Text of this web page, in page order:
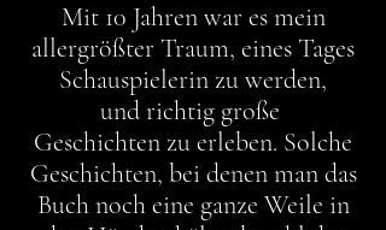
Mit 10 Jahren wares mein
allergrößter Traum, eines Tages
Schauspielerin zu werden,
undrichtig große
Geschichten zu erleben. Solche
Geschichten, bei denen man das
Buch noch eine ganze Weile in